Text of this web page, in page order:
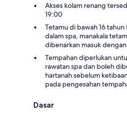
Akses kolam renang
19:00
Tetamu di bawah 16
dalam spa, manakala
dibenarkan masuk
Tempahan diperlukan
rawatan spa dan boleh
hartanah sebelum
pada pengesahan
Dasar